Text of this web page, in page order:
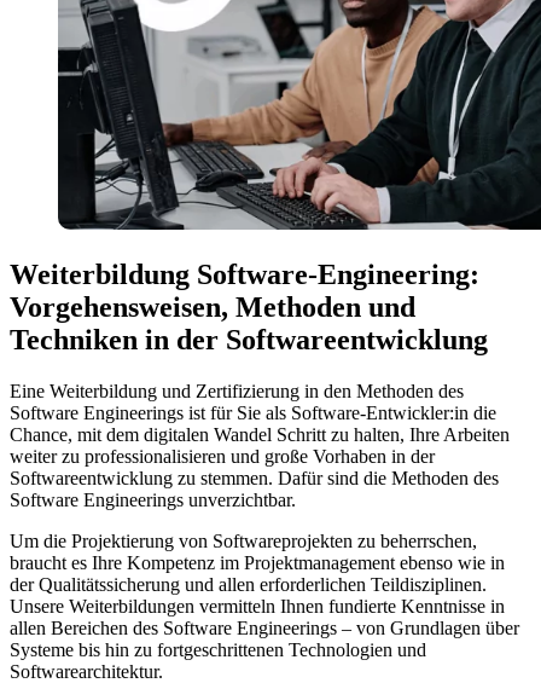
Weiterbildung Software-Engineering:
Vorgehensweisen, Methoden und
Techniken in der Softwareentwicklung
Eine Weiterbildung und Zertifizierung in den Methoden des
Software Engineerings ist für Sie als Software-Entwickler:in die
Chance, mit dem digitalen Wandel Schritt zu halten, Ihre Arbeiten
weiter zu professionalisieren und große Vorhaben in der
Softwareentwicklung zu stemmen. Dafür sind die Methoden des
Software Engineerings unverzichtbar.
Um die Projektierung von Softwareprojekten zu beherrschen,
braucht es Ihre Kompetenz im Projektmanagement ebenso wie in
der Qualitätssicherung und allen erforderlichen Teildisziplinen.
Unsere Weiterbildungen vermitteln Ihnen fundierte Kenntnisse in
allen Bereichen des Software Engineerings – von Grundlagen über
Systeme bis hin zu fortgeschrittenen Technologien und
Softwarearchitektur.